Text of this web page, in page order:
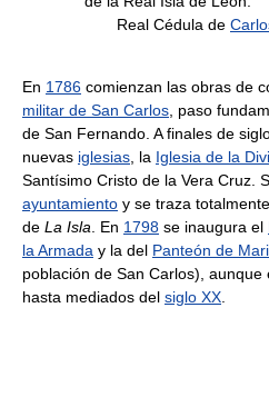
Real Cédula de
En 1786 comienzan las obras de
militar de San Carlos , paso
de San Fernando. A finales de
nuevas iglesias , la Iglesia de la
Santísimo Cristo de la Vera Cruz.
ayuntamiento y se traza
de La Isla . En 1798 se inaugura el
la Armada y la del Panteón de
población de San Carlos),
hasta mediados del siglo XX